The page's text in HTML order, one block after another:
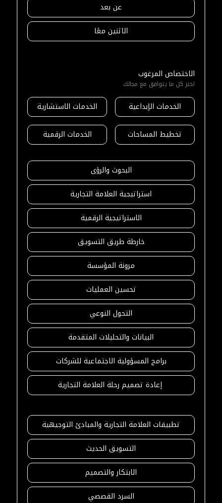
عن بعد
الاثنين معًا
الاختصاص المرغوب
اختر كل ما يتوافق مع مجالك
الخدمات الاستشارية الخدمات الإبداعية
الخدمات الرقمية تخطيط المساحات
البحوث والرؤى
استراتيجية العلامة التجارية
الاستراتيجية الرقمية
خارطة طريق التسويق
مرونة المؤسسة
تحسين العمليات
التحول النوعي
البيانات والتحليلات المتقدمة
برامج المسؤولية الاجتماعية للشركات
إعادة تصميم رحلة العلامة التجارية
تطبيقات العلامة التجارية والمبادئ التوجيهية
التسويق الحديث
الابتكار والتصميم
السرد القصصي